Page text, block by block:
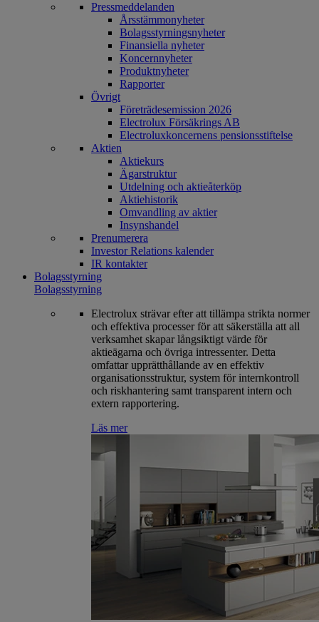
Pressmeddelanden
Årsstämmonyheter
Bolagsstyrningsnyheter
Finansiella nyheter
Koncernnyheter
Produktnyheter
Rapporter
Övrigt
Företrädesemission 2026
Electrolux Försäkrings AB
Electroluxkoncernens pensionsstiftelse
Aktien
Aktiekurs
Ägarstruktur
Utdelning och aktieåterköp
Aktiehistorik
Omvandling av aktier
Insynshandel
Prenumerera
Investor Relations kalender
IR kontakter
Bolagsstyrning
Bolagsstyrning
Electrolux strävar efter att tillämpa strikta normer
och effektiva processer för att säkerställa att all
verksamhet skapar långsiktigt värde för
aktieägarna och övriga intressenter. Detta
omfattar upprätthållande av en effektiv
organisationsstruktur, system för internkontroll
och riskhantering samt transparent intern och
extern rapportering.
Läs mer